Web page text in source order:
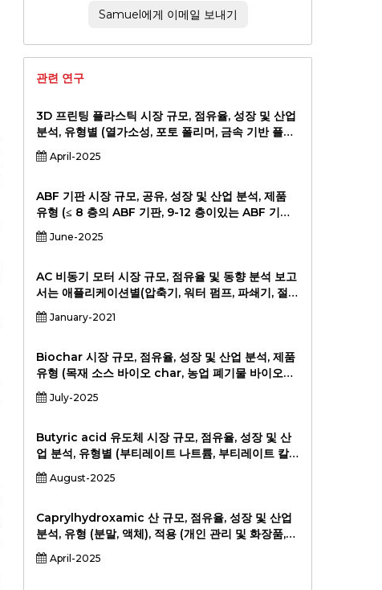
Samuel에게 이메일 보내기
관련 연구
3D 프린팅 플라스틱 시장 규모, 점유율, 성장 및 산업
분석, 유형별 (열가소성, 포토 폴리머, 금속 기반 플라
스틱, 기타), 애플리케이션 (프로토 타이핑, 최종 사용
부품 생산, 커스터마이즈, 툴링), 최종 사용자 산업 (자
2024-2031
April-2025
ABF 기판 시장 규모, 공유, 성장 및 산업 분석, 제품
유형 (≤ 8 층의 ABF 기판, 9-12 층이있는 ABF 기
판,> 12 층), 애플리케이션 (고급 프로세서, AI 칩, 그
래픽 카드, 네트워크 장치, 기타), 최종 사용자
2024-203.
June-2025
AC 비동기 모터 시장 규모, 점유율 및 동향 분석 보고
서는 애플리케이션별(압축기, 워터 펌프, 파쇄기, 절단
기, 운송 기계, 기타), 유형별(단상 전기 모터, 3상 전
기 모터 등), 지역별 및 2033년까지 세그먼트 예측을
January-2021
Biochar 시장 규모, 점유율, 성장 및 산업 분석, 제품
유형 (목재 소스 바이오 char, 농업 폐기물 바이오
char, 동물 분뇨 바이오 char, 기타), 기술 (느린 열
분해, 빠른 열분해, 가스화) (응용, 물 및 폐수 처리, 건
2023, 2023, 2023, 2023, 2023, 2024-
July-2025
Butyric acid 유도체 시장 규모, 점유율, 성장 및 산
업 분석, 유형별 (부티레이트 나트륨, 부티레이트 칼
슘 부티레이트, 부티레이트 마그네슘 부티레이트, 트
리 타이 린), 적용 (동물 사료, 인간식이 보충제, 제약,
Pharaceutical Companys, Pheraceutical
Companys,) 2024-2031
August-2025
Caprylhydroxamic 산 규모, 점유율, 성장 및 산업
분석, 유형 (분말, 액체), 적용 (개인 관리 및 화장품,
제약, 기타), 최종 사용자 (제조업체, 소매 공급 업체,
병원 및 클리닉, 최종 소비자) 및 지역 분석, 2024-
April-2025